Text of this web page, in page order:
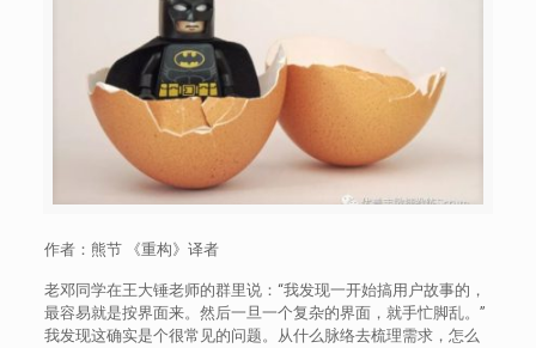
作者：熊节 《重构》译者
老邓同学在王大锤老师的群里说：“我发现一开始搞用户故事的，
最容易就是按界面来。然后一旦一个复杂的界面，就手忙脚乱。”
我发现这确实是个很常见的问题。从什么脉络去梳理需求，怎么